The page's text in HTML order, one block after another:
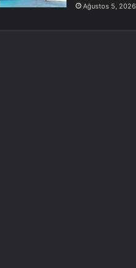
Ağustos 5, 2026